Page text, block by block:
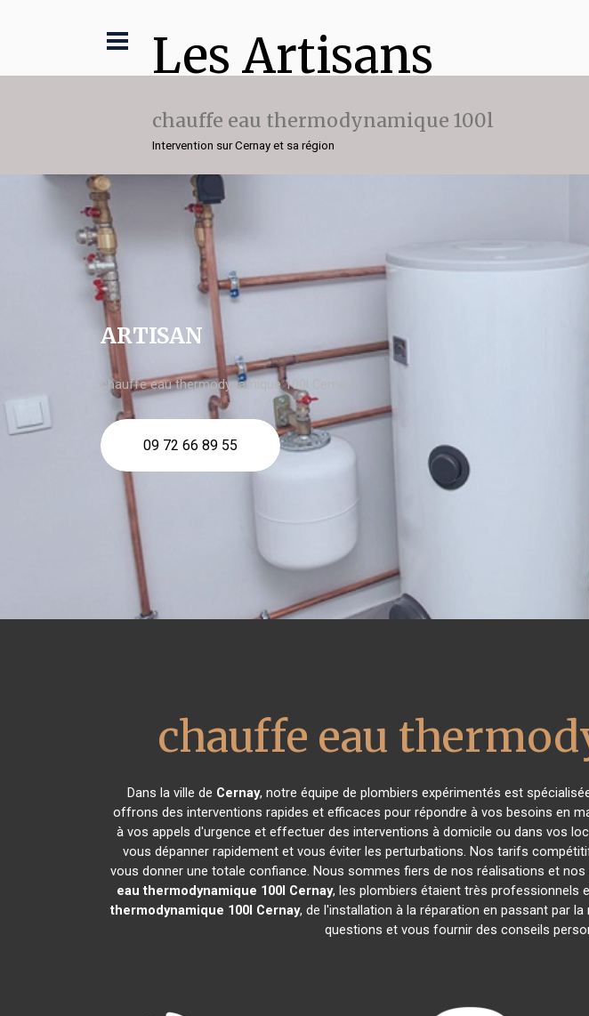
Les Artisans
chauffe eau thermodynamique 100l
Intervention sur Cernay et sa région
ARTISAN
chauffe eau thermodynamique 100l Cernay
09 72 66 89 55
chauffe eau
Dans la ville de Cernay, notre équipe de plombiers expérimentés est
offrons des interventions rapides et efficaces pour répondre à vos besoins en
à vos appels d'urgence et effectuer des interventions à domicile ou dans vos
vous dépanner rapidement et vous éviter les perturbations. Nos tarifs
vous donner une totale confiance. Nous sommes fiers de nos réalisations et
eau thermodynamique 100l Cernay, les plombiers étaient très professionnels
thermodynamique 100l Cernay, de l'installation à la réparation en passant par
questions et vous fournir des conseils